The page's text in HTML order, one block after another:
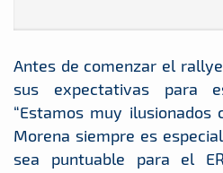
Antes de comenzar el
sus expectativas para
“Estamos muy ilusionados
Morena siempre es
sea puntuable para el